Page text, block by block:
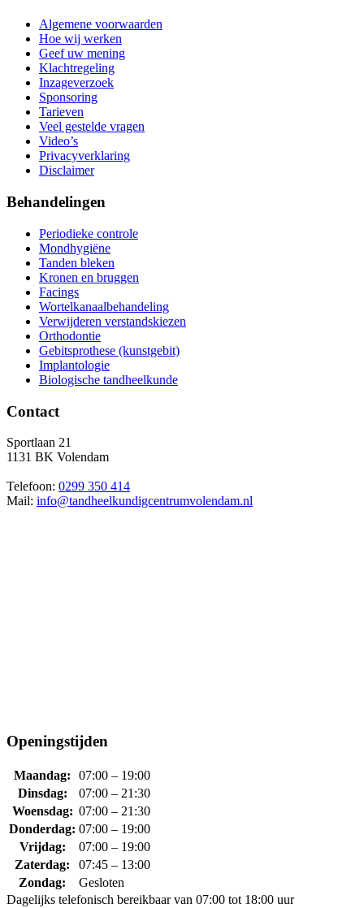
Algemene voorwaarden
Hoe wij werken
Geef uw mening
Klachtregeling
Inzageverzoek
Sponsoring
Tarieven
Veel gestelde vragen
Video’s
Privacyverklaring
Disclaimer
Behandelingen
Periodieke controle
Mondhygiëne
Tanden bleken
Kronen en bruggen
Facings
Wortelkanaalbehandeling
Verwijderen verstandskiezen
Orthodontie
Gebitsprothese (kunstgebit)
Implantologie
Biologische tandheelkunde
Contact
Sportlaan 21
1131 BK Volendam
Telefoon: 0299 350 414
Mail: info@tandheelkundigcentrumvolendam.nl
Openingstijden
Maandag:
07:00 – 19:00
Dinsdag:
07:00 – 21:30
Woensdag: 07:00 – 21:30
Donderdag: 07:00 – 19:00
Vrijdag:
07:00 – 19:00
Zaterdag:
07:45 – 13:00
Zondag:
Gesloten
Dagelijks telefonisch bereikbaar van 07:00 tot 18:00 uur